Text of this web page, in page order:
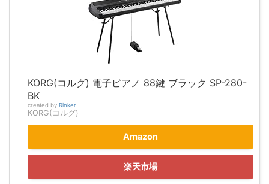
KORG(コルグ) 電子ピアノ 88鍵 ブラック SP-280-
BK
created by Rinker
KORG(コルグ)
Amazon
楽天市場